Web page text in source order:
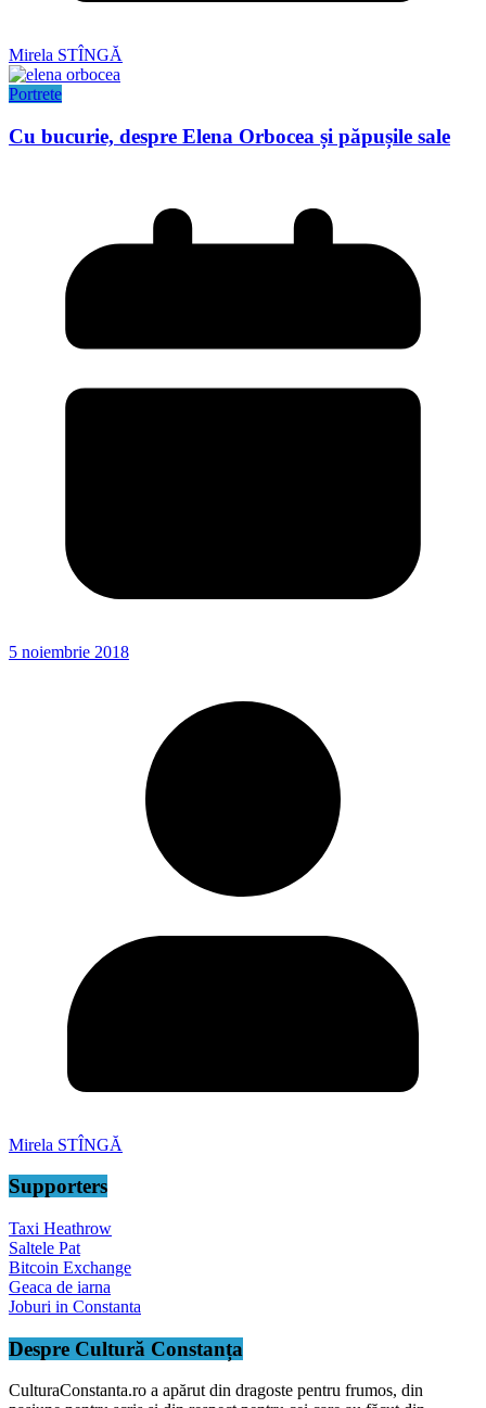
Mirela STÎNGĂ
Portrete
Cu bucurie, despre Elena Orbocea și păpușile sale
5 noiembrie 2018
Mirela STÎNGĂ
Supporters
Taxi Heathrow
Saltele Pat
Bitcoin Exchange
Geaca de iarna
Joburi in Constanta
Despre Cultură Constanța
CulturaConstanta.ro a apărut din dragoste pentru frumos, din